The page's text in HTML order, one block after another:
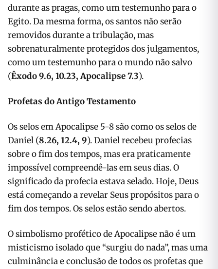
durante as pragas, como um testemunho para o
Egito. Da mesma forma, os santos não serão
removidos durante a tribulação, mas
sobrenaturalmente protegidos dos julgamentos,
como um testemunho para o mundo não salvo
(Êxodo 9.6, 10.23, Apocalipse 7.3).
Profetas do Antigo Testamento
Os selos em Apocalipse 5-8 são como os selos de
Daniel (8.26, 12.4, 9). Daniel recebeu profecias
sobre o fim dos tempos, mas era praticamente
impossível compreendê-las em seus dias. O
significado da profecia estava selado. Hoje, Deus
está começando a revelar Seus propósitos para o
fim dos tempos. Os selos estão sendo abertos.
O simbolismo profético de Apocalipse não é um
misticismo isolado que “surgiu do nada”, mas uma
culminância e conclusão de todos os profetas que